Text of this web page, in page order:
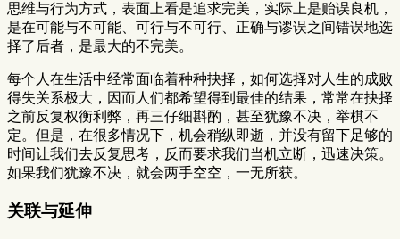
思维与行为方式，表面上看是追求完美，实际上是贻误良机，
是在可能与不可能、可行与不可行、正确与谬误之间错误地选
择了后者，是最大的不完美。
每个人在生活中经常面临着种种抉择，如何选择对人生的成败
得失关系极大，因而人们都希望得到最佳的结果，常常在抉择
之前反复权衡利弊，再三仔细斟酌，甚至犹豫不决，举棋不
定。但是，在很多情况下，机会稍纵即逝，并没有留下足够的
时间让我们去反复思考，反而要求我们当机立断，迅速决策。
如果我们犹豫不决，就会两手空空，一无所获。
关联与延伸